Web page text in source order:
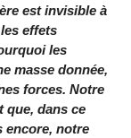
est invisible à
effets
les
masse donnée,
forces. Notre
que, dans ce
encore, notre